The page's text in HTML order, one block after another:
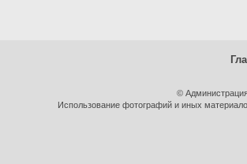
©
Использование фотографий и иных